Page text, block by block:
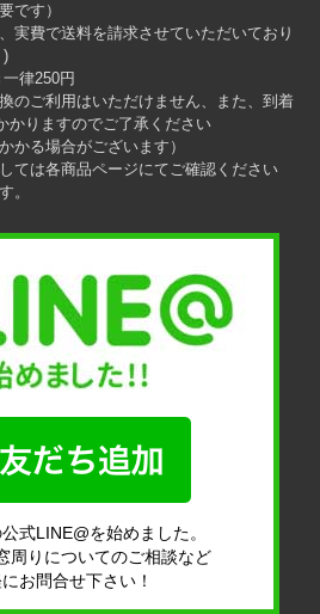
です）
実費で送料を請求させていただいており
)
律250円
のご利用はいただけません、また、到着
かりますのでご了承ください
かる場合がございます）
ては各商品ページにてご確認ください
。
式LINE@を始めました。
周りについてのご相談など
お問合せ下さい！